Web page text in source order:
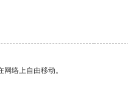
络上自由移动。